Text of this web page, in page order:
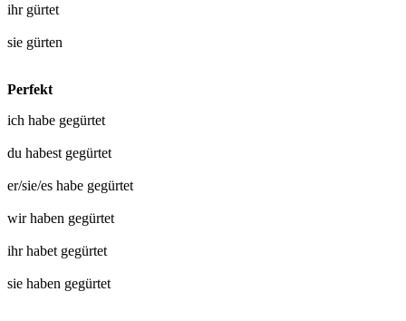
ihr gürtet
sie gürten
Perfekt
ich habe gegürtet
du habest gegürtet
er/sie/es habe gegürtet
wir haben gegürtet
ihr habet gegürtet
sie haben gegürtet